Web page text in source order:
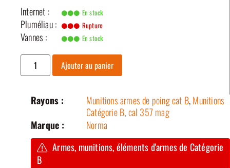
Internet : En stock
Pluméliau : Rupture
Vannes : En stock
Ajouter au panier
Rayons : Munitions armes de poing cat B,Munitions
Catégorie B,cal 357 mag
Marque :
Norma
Armes, munitions, éléments d'armes de Catégorie
B